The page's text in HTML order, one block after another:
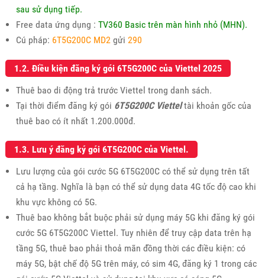
sau sử dụng tiếp.
Free data ứng dụng : TV360 Basic trên màn hình nhỏ (MHN).
Cú pháp: 6T5G200C MD2 gửi 290
1.2. Điều kiện đăng ký gói 6T5G200C của Viettel 2025
Thuê bao di động trả trước Viettel trong danh sách.
Tại thời điểm đăng ký gói 6T5G200C Vietteltài khoản gốc của
thuê bao có ít nhất 1.200.000đ.
1.3. Lưu ý đăng ký gói 6T5G200C của Viettel.
Lưu lượng của gói cước 5G 6T5G200C có thể sử dụng trên tất
cả hạ tầng. Nghĩa là bạn có thể sử dụng data 4G tốc độ cao khi
khu vực không có 5G.
Thuê bao không bắt buộc phải sử dụng máy 5G khi đăng ký gói
cước 5G 6T5G200C Viettel. Tuy nhiên để truy cập data trên hạ
tầng 5G, thuê bao phải thoả mãn đồng thời các điều kiện: có
máy 5G, bật chế độ 5G trên máy, có sim 4G, đăng ký 1 trong các